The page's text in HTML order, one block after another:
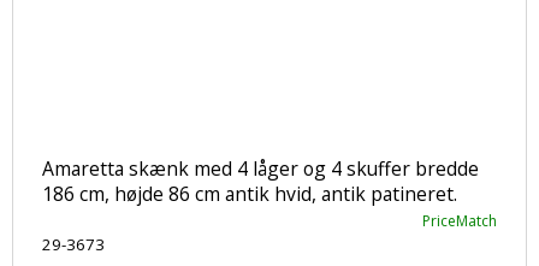
Amaretta skænk med 4 låger og 4 skuffer bredde
186 cm, højde 86 cm antik hvid, antik patineret.
PriceMatch
29-3673